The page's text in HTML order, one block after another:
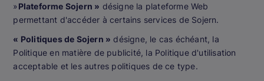
»Plateforme Sojern » désigne la plateforme Web
permettant d'accéder à certains services de Sojern.
« Politiques de Sojern » désigne, le cas échéant, la
Politique en matière de publicité, la Politique d'utilisation
acceptable et les autres politiques de ce type.